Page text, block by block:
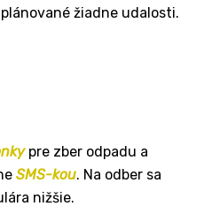
žiadne udalosti.
pre zber odpadu a
SMS-kou. Na odber sa
nižšie.